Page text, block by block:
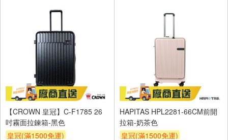
【CROWN 皇冠】C-F1785 26
吋霧面拉鍊箱-黑色
皇冠(滿1500免運)
HAPITAS HPL2281-66CM前開
拉箱-奶茶色
皇冠(滿1500免運)